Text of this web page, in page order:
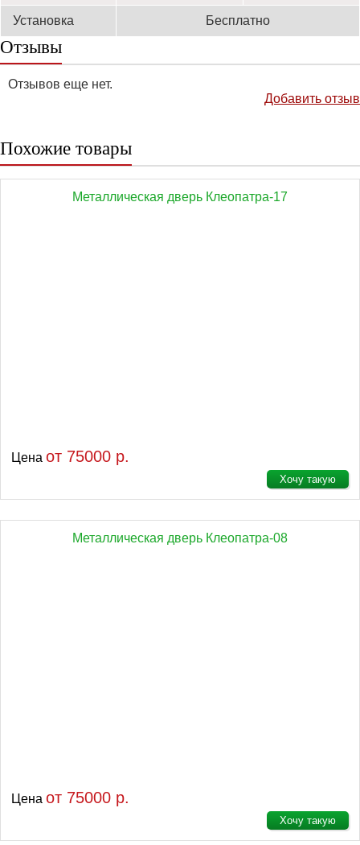
Установка Бесплатно
Отзывы
Отзывов еще нет.
Добавить отзыв
Похожие товары
Металлическая дверь Клеопатра-17
Цена от 75000 р.
Хочу такую
Металлическая дверь Клеопатра-08
Цена от 75000 р.
Хочу такую